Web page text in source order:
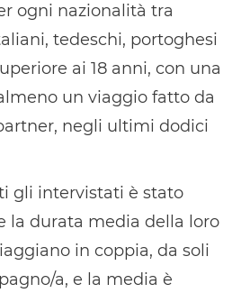
ogni nazionalità tra
tedeschi, portoghesi
ai 18 anni, con una
un viaggio fatto da
negli ultimi dodici
gli intervistati è stato
la durata media della loro
in coppia, da soli
a, e la media è